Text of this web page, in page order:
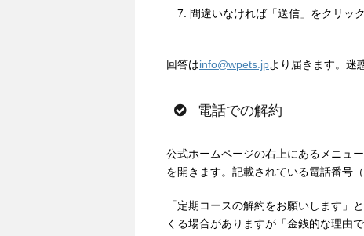
間違いなければ「送信」をクリック
回答はinfo@wpets.jpより届きます。迷
電話での解約
公式ホームページの右上にあるメニュ
を開きます。記載されている電話番号
「定期コースの解約をお願いします」
くる場合がありますが「金銭的な理由